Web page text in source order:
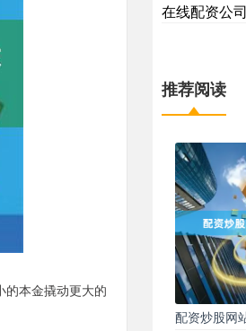
的本金撬动更大的
在线配资公
推荐阅读
配资炒股网